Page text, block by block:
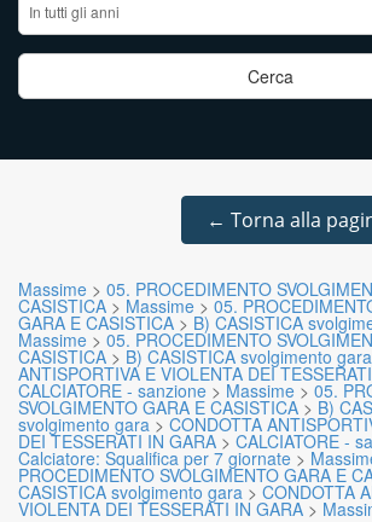
← Torna alla
Massime > 05. PROCEDIMENTO
CASISTICA > Massime > 05.
GARA E CASISTICA > B) CASISTICA
Massime > 05. PROCEDIMENTO
CASISTICA > B) CASISTICA svolgimento gara
ANTISPORTIVA E VIOLENTA DEI
CALCIATORE - sanzione > Massime > 05.
SVOLGIMENTO GARA E CASISTICA > B)
svolgimento gara > CONDOTTA
DEI TESSERATI IN GARA > CALCIATORE -
Calciatore: Squalifica per 7 giornate >
PROCEDIMENTO SVOLGIMENTO GARA E
CASISTICA svolgimento gara > CONDOTTA
VIOLENTA DEI TESSERATI IN GARA >